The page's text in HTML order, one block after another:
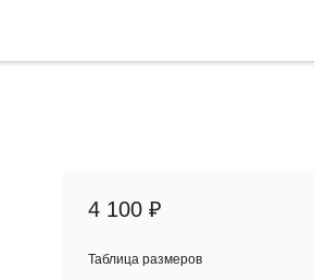
4 100 ₽
Таблица размеров